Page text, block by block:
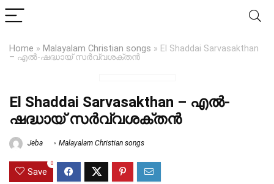
Home » Malayalam Christian songs » El Shaddai Sarvasakthan
– എൽ-ഷദ്ധായ്‌ സർവ്വശക്തൻ
El Shaddai Sarvasakthan – എൽ-
ഷദ്ധായ്‌ സർവ്വശക്തൻ
Jeba Malayalam Christian songs
Save
0